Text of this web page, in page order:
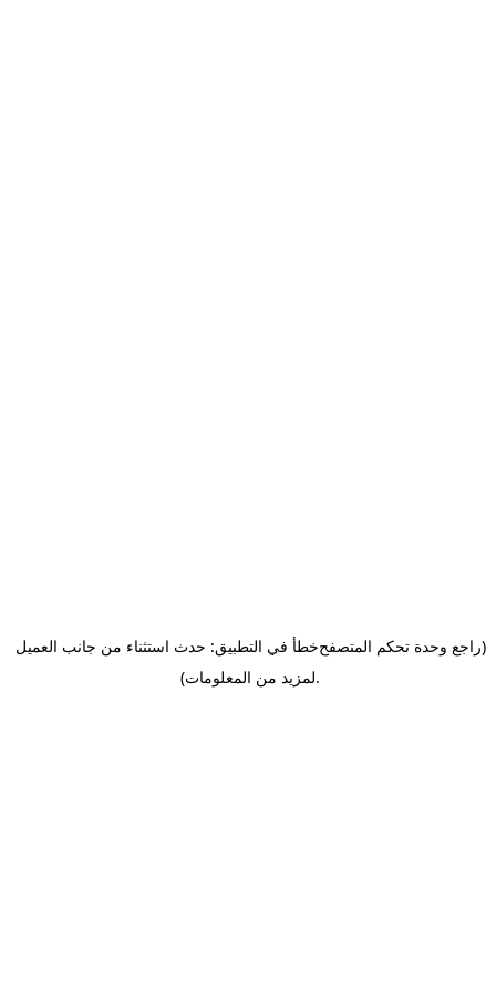
خطأ في التطبيق: حدث استثناء من جانب العميل(راجع وحدة تحكم المتصفح
لمزيد من المعلومات).